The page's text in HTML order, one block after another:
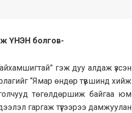
ҮНЭН болгов-
гэж дуу алдаж үзсэн
“Ямар өндөр түвшинд хийж
төгөлдөршиж байгаа юм
гаргаж түүгээрээ дамжуулан